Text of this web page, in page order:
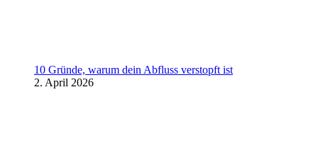
10 Gründe, warum dein Abfluss verstopft ist
2. April 2026